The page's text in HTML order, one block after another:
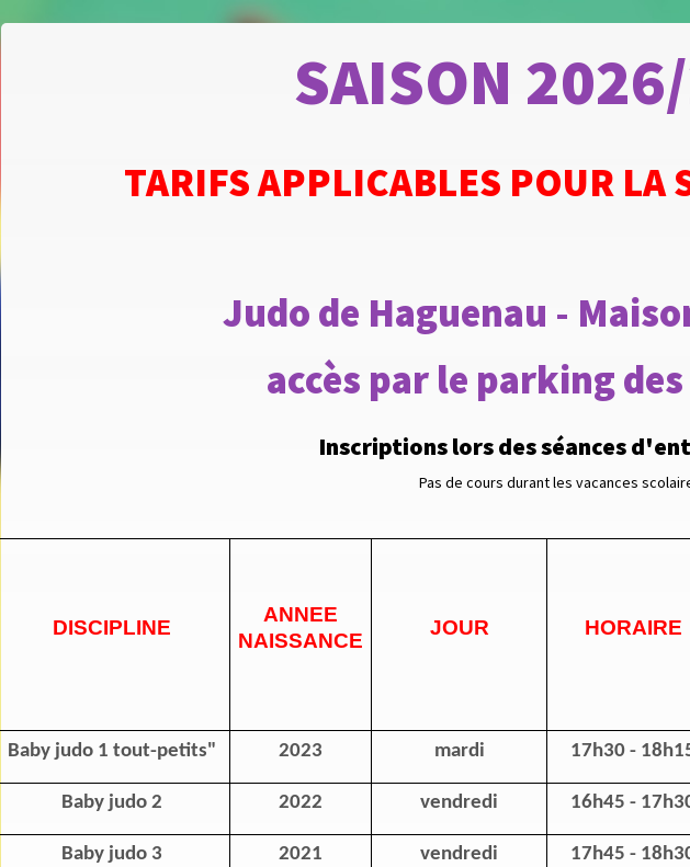
SAISON
TARIFS APPLICABLES POUR LA
Judo de Haguenau -
accès par le parking
Inscriptions lors des séances
Pas de cours durant les vacances
DISCIPLINE
ANNEE
NAISSANCE
JOUR HORAIRE
Baby judo 1 tout-petits" 2023 mardi 17h30 -
Baby judo 2 2022 vendredi 16h45 -
Baby judo 3 2021 vendredi 17h45 -